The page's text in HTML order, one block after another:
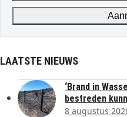
address
LAATSTE NIEUWS
‘Brand in
bestreden
8 augustus